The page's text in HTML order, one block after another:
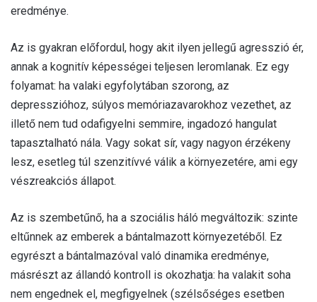
eredménye.
Az is gyakran előfordul, hogy akit ilyen jellegű agresszió ér,
annak a kognitív képességei teljesen leromlanak. Ez egy
folyamat: ha valaki egyfolytában szorong, az
depresszióhoz, súlyos memóriazavarokhoz vezethet, az
illető nem tud odafigyelni semmire, ingadozó hangulat
tapasztalható nála. Vagy sokat sír, vagy nagyon érzékeny
lesz, esetleg túl szenzitívvé válik a környezetére, ami egy
vészreakciós állapot.
Az is szembetűnő, ha a szociális háló megváltozik: szinte
eltűnnek az emberek a bántalmazott környezetéből. Ez
egyrészt a bántalmazóval való dinamika eredménye,
másrészt az állandó kontroll is okozhatja: ha valakit soha
nem engednek el, megfigyelnek (szélsőséges esetben